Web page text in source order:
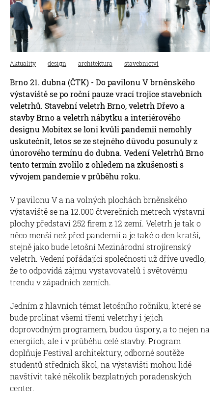
Aktuality design architektura stavebnictví
Brno 21. dubna (ČTK) - Do pavilonu V brněnského
výstaviště se po roční pauze vrací trojice stavebních
veletrhů. Stavební veletrh Brno, veletrh Dřevo a
stavby Brno a veletrh nábytku a interiérového
designu Mobitex se loni kvůli pandemii nemohly
uskutečnit, letos se ze stejného důvodu posunuly z
únorového termínu do dubna. Vedení Veletrhů Brno
tento termín zvolilo z ohledem na zkušenosti s
vývojem pandemie v průběhu roku.
V pavilonu V a na volných plochách brněnského
výstaviště se na 12.000 čtverečních metrech výstavní
plochy představí 252 firem z 12 zemí. Veletrh je tak o
něco menší než před pandemií a je také o den kratší,
stejně jako bude letošní Mezinárodní strojírenský
veletrh. Vedení pořádající společnosti už dříve uvedlo,
že to odpovídá zájmu vystavovatelů i světovému
trendu v západních zemích.
Jedním z hlavních témat letošního ročníku, které se
bude prolínat všemi třemi veletrhy i jejich
doprovodným programem, budou úspory, a to nejen na
energiích, ale i v průběhu celé stavby. Program
doplňuje Festival architektury, odborné soutěže
studentů středních škol, na výstavišti mohou lidé
navštívit také několik bezplatných poradenských
center.